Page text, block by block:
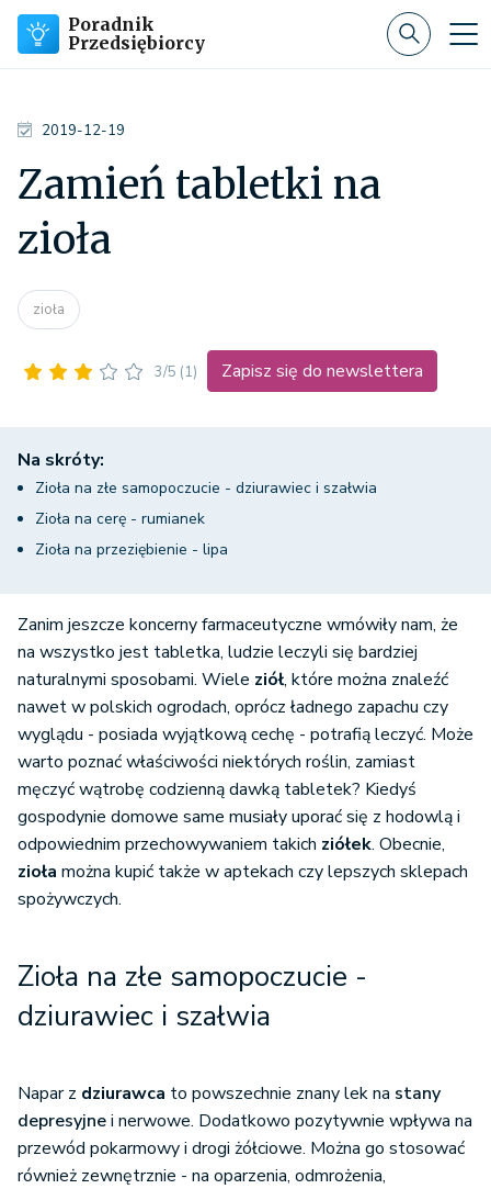
Poradnik
Przedsiębiorcy
2019-12-19
Zamień tabletki na
zioła
zioła
3/5 (1) Zapisz się do newslettera
Na skróty:
Zioła na złe samopoczucie - dziurawiec i szałwia
Zioła na cerę - rumianek
Zioła na przeziębienie - lipa
Zanim jeszcze koncerny farmaceutyczne wmówiły nam, że
na wszystko jest tabletka, ludzie leczyli się bardziej
naturalnymi sposobami. Wiele ziół, które można znaleźć
nawet w polskich ogrodach, oprócz ładnego zapachu czy
wyglądu - posiada wyjątkową cechę - potrafią leczyć. Może
warto poznać właściwości niektórych roślin, zamiast
męczyć wątrobę codzienną dawką tabletek? Kiedyś
gospodynie domowe same musiały uporać się z hodowlą i
odpowiednim przechowywaniem takich ziółek. Obecnie,
zioła można kupić także w aptekach czy lepszych sklepach
spożywczych.
Zioła na złe samopoczucie -
dziurawiec i szałwia
Napar z dziurawca to powszechnie znany lek na stany
depresyjnei nerwowe. Dodatkowo pozytywnie wpływa na
przewód pokarmowy i drogi żółciowe. Można go stosować
również zewnętrznie - na oparzenia, odmrożenia,